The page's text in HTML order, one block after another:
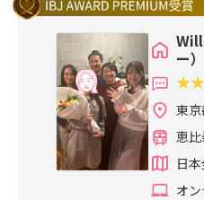
ー）
東
恵
日
オ